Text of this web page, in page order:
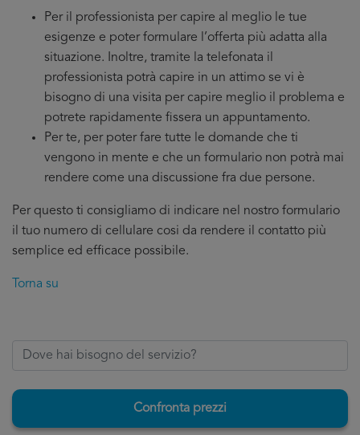
Per il professionista per capire al meglio le tue
esigenze e poter formulare l’offerta più adatta alla
situazione. Inoltre, tramite la telefonata il
professionista potrà capire in un attimo se vi è
bisogno di una visita per capire meglio il problema e
potrete rapidamente fissera un appuntamento.
Per te, per poter fare tutte le domande che ti
vengono in mente e che un formulario non potrà mai
rendere come una discussione fra due persone.
Per questo ti consigliamo di indicare nel nostro formulario
il tuo numero di cellulare cosi da rendere il contatto più
semplice ed efficace possibile.
Torna su
Confronta prezzi